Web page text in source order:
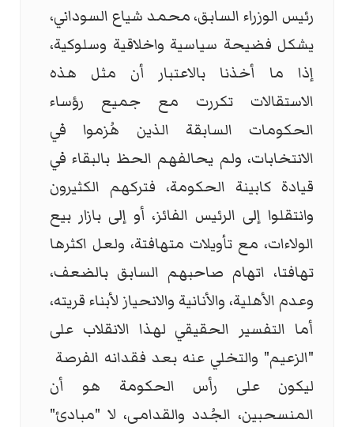
رئيس الوزراء السابق، محمد شياع السوداني،
يشكل فضيحة سياسية واخلاقية وسلوكية،
إذا ما أخذنا بالاعتبار أن مثل هذه
الاستقالات تكررت مع جميع رؤساء
الحكومات السابقة الذين هُزموا في
الانتخابات، ولم يحالفهم الحظ بالبقاء في
قيادة كابينة الحكومة، فتركهم الكثيرون
وانتقلوا إلى الرئيس الفائز، أو إلى بازار بيع
الولاءات، مع تأويلات متهافتة، ولعل اكثرها
تهافتا، اتهام صاحبهم السابق بالضعف،
وعدم الأهلية، والأنانية والانحياز لأبناء قريته،
أما التفسير الحقيقي لهذا الانقلاب على
"الزعيم" والتخلي عنه بعد فقدانه الفرصة
ليكون على رأس الحكومة هو أن
المنسحبين، الجُدد والقدامى، لا "مبادئ"